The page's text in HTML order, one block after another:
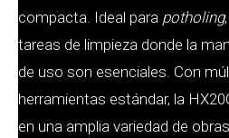
compacta. Ideal para potholing
tareas de limpieza donde la
de uso son esenciales. Con
herramientas estándar, la
en una amplia variedad de obras.